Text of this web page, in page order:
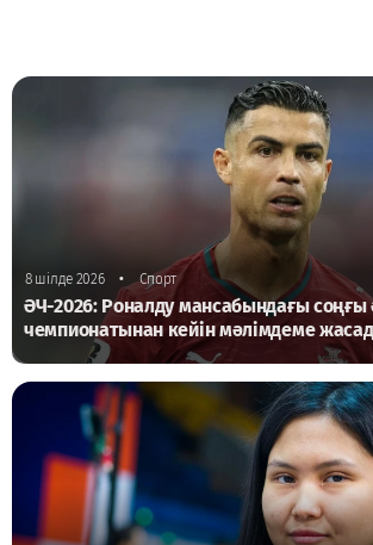
8 шілде 2026 • Спорт
ӘЧ-2026: Роналду мансабындағы соңғы
чемпионатынан кейін мәлімдеме